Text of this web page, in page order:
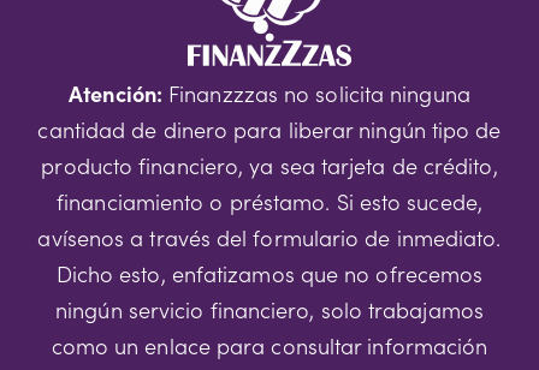
Atención: Finanzzzas no solicita ninguna
cantidad de dinero para liberar ningún tipo de
producto financiero, ya sea tarjeta de crédito,
financiamiento o préstamo. Si esto sucede,
avísenos a través del formulario de inmediato.
Dicho esto, enfatizamos que no ofrecemos
ningún servicio financiero, solo trabajamos
como un enlace para consultar información